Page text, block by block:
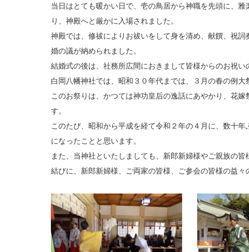
当日はとても暖かい日で、壱の鳥居から神職を先頭に、
り、神殿へと厳かに入場されました。
神殿では、修祓によりお祓いをして身を清め、献饌、祝
婚の議が納められました。
結婚式の後は、社務所広間におきまして皆様からのお祝い
白岡八幡神社では、昭和３０年代までは、３月の春の例
このお祭りは、かつては神功皇后の逸話にあやかり、花
す。
このたび、昭和から平成を経て令和２年の４月に、数十
になったことと思います。
また、当神社といたしましても、新郎新婦様やご親族の
結びに、新郎新婦様、ご両家の皆様、ご参会の皆様の益々